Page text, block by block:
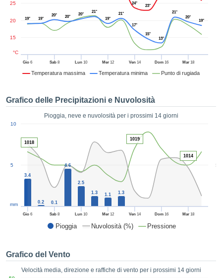
a
i
sulle
simili,
clic sul
CONTINUA
IMPOSTAZIONI
Temperatura massima Temperatura minima Punto di rugiada
Gio 6 Sab8 Lun 10 Mer12 Ven14 Dom16 Mar18
15
20
25
°C
24°
23°
19° 19°
20° 20°
20°
21°
19°
21°
17°
15°
13°
21°
20°
19°
Grafico delle Precipitazioni e Nuvolosità
Pioggia, neve e nuvolosità per i prossimi 14 giorni
Pioggia Nuvolosità (%) Pressione
50
Gio 6 Sab8 Lun 10 Mer12 Ven14 Dom16 Mar18
5
10
mm
3.4
0.2 0.1
4.6
2.5
1.3
1.1 1.3
1018
1019
1014
Grafico del Vento
Velocità media, direzione e raffiche di vento per i prossimi 14 giorni